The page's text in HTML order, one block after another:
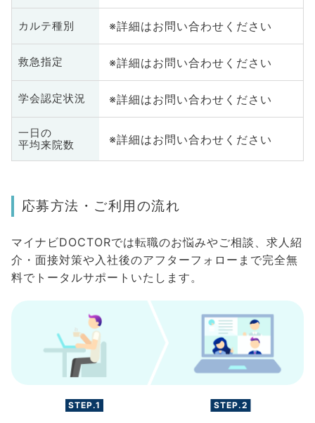
カルテ種別 ※詳細はお問い合わせください
救急指定 ※詳細はお問い合わせください
学会認定状況 ※詳細はお問い合わせください
一日の
平均来院数
※詳細はお問い合わせください
応募方法・ご利用の流れ
マイナビDOCTORでは転職のお悩みやご相談、求人紹
介・面接対策や入社後のアフターフォローまで完全無
料でトータルサポートいたします。
STEP.1 STEP.2